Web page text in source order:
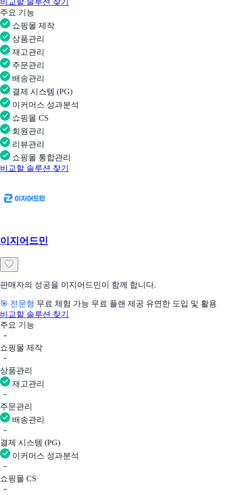
비교할 솔루션 찾기
주요 기능
쇼핑몰 제작
상품관리
재고관리
주문관리
배송관리
결제 시스템 (PG)
이커머스 성과분석
쇼핑몰 CS
회원관리
리뷰관리
쇼핑몰 통합관리
비교할 솔루션 찾기
이지어드민
판매자의 성공을 이지어드민이 함께 합니다.
🎯 전문형 무료 체험 가능 무료 플랜 제공 유연한 도입 및 활용
비교할 솔루션 찾기
주요 기능
쇼핑몰 제작
상품관리
재고관리
주문관리
배송관리
결제 시스템 (PG)
이커머스 성과분석
쇼핑몰 CS